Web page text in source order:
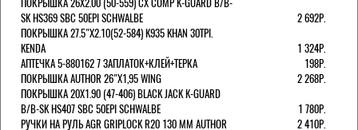
SK HS369 SBC 50EPI SCHWALBE
2 692Р.
ПОКРЫШКА 27.5"Х2.10(52-584) K935 KHAN 30TPI.
KENDA
1 324Р.
АПТЕЧКА 5-880162 7 ЗАПЛАТОК+КЛЕЙ+ТЕРКА
198Р.
ПОКРЫШКА AUTHOR 26"Х1,95 WING
2 268Р.
ПОКРЫШКА 20X1.90 (47-406) BLACK JACK K-GUARD
B/B-SK HS407 SBC 50EPI SCHWALBE
1 780Р.
РУЧКИ НА РУЛЬ AGR GRIPLOCK R20 130 ММ AUTHOR
2 410Р.